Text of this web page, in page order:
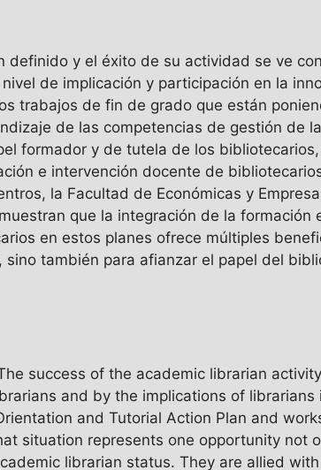
y el éxito de su actividad se ve
de implicación y participación en la
trabajos de fin de grado que están
de las competencias de gestión de
formador y de tutela de los
e intervención docente de
la Facultad de Económicas y
que la integración de la formación
en estos planes ofrece múltiples
también para afianzar el papel del
success of the academic librarian
and by the implications of librarians
and Tutorial Action Plan and
situation represents one opportunity not
librarian status. They are allied